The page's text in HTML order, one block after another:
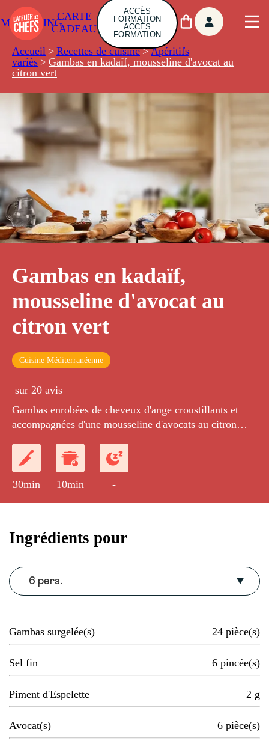
CARTE
CADEAU
ACCÈS
FORMATION
ACCÈS
FORMATION
Accueil > Recettes de cuisine > Apéritifs
variés > Gambas en kadaïf, mousseline d'avocat au
citron vert
Gambas en kadaïf,
mousseline d'avocat au
citron vert
Cuisine Méditerranéenne
sur 20 avis
Gambas enrobées de cheveux d'ange croustillants et
accompagnées d'une mousseline d'avocats au citron
30min 10min -
Ingrédients pour
6 pers.
Gambas surgelée(s) 24 pièce(s)
Sel fin 6 pincée(s)
Piment d'Espelette 2 g
Avocat(s) 6 pièce(s)